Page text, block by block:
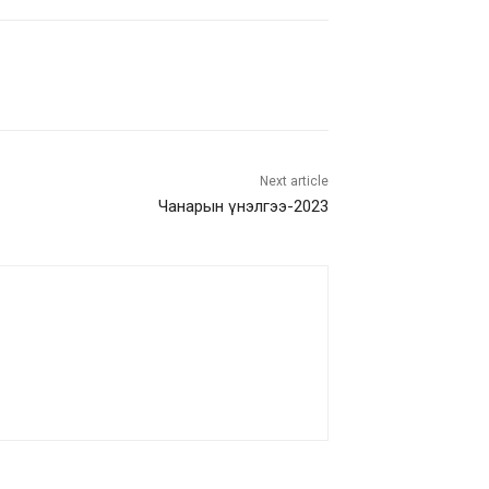
Next article
Чанарын үнэлгээ-2023